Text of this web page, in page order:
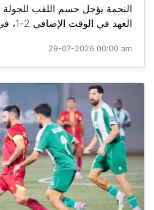
النجمة يؤجل حسم اللقب للجولة
العهد في الوقت الإضافي 2-1، في الجولة ال...
29-07-2026 00:00 am